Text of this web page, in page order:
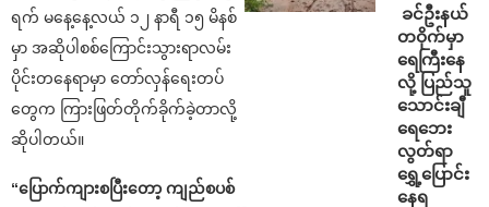
ရက် မနေ့နေ့လယ် ၁၂ နာရီ ၁၅ မိနစ်
မှာ အဆိုပါစစ်ကြောင်းသွားရာလမ်း
ပိုင်းတနေရာမှာ တော်လှန်ရေးတပ်
တွေက ကြားဖြတ်တိုက်ခိုက်ခဲ့တာလို့
ဆိုပါတယ်။
“ပြောက်ကျားစပြီးတော့ ကျည်စပစ်
⁩ ⁨ခင်ဦးနယ်
တဝိုက်မှာ
ရေကြီးနေ
လို့ ပြည်သူ
သောင်းချီ
ရေဘေး
လွတ်ရာ
ရွှေ့ပြောင်း
နေရ